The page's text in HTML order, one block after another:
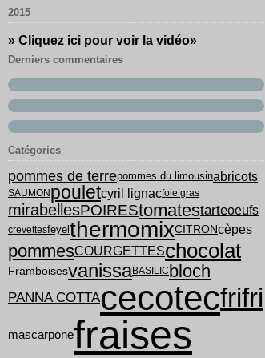
2015
» Cliquez ici pour voir la vidéo»
Derniers commentaires
Catégories
pommes de terrepommes du limousinabricots
SAUMONpouletcyril lignacfoie gras
mirabellesPOIREStomatestarteoeufs
crevettesfeyelthermomixCITRONcèpes
pommesCOURGETTESchocolat
FramboisesvanissaBASILICbloch
PANNA COTTAcecotecfrifri
mascarponefraises